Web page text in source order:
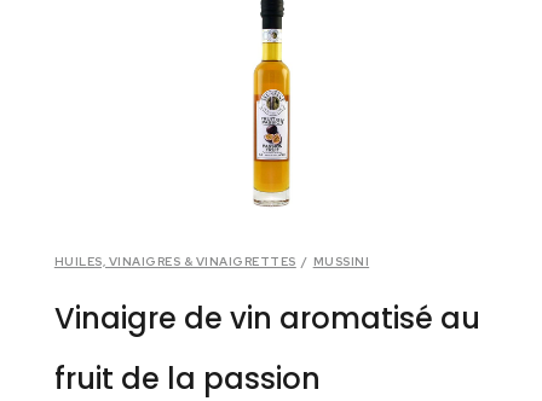
HUILES, VINAIGRES & VINAIGRETTES / MUSSINI
Vinaigre de vin aromatisé au
fruit de la passion